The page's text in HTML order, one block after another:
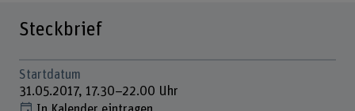
Steckbrief
Startdatum
31.05.2017, 17.30–22.00 Uhr